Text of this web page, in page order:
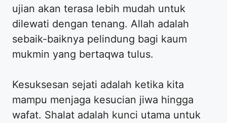
ujian akan terasa lebih mudah untuk
dilewati dengan tenang. Allah adalah
sebaik-baiknya pelindung bagi kaum
mukmin yang bertaqwa tulus.
Kesuksesan sejati adalah ketika kita
mampu menjaga kesucian jiwa hingga
wafat. Shalat adalah kunci utama untuk